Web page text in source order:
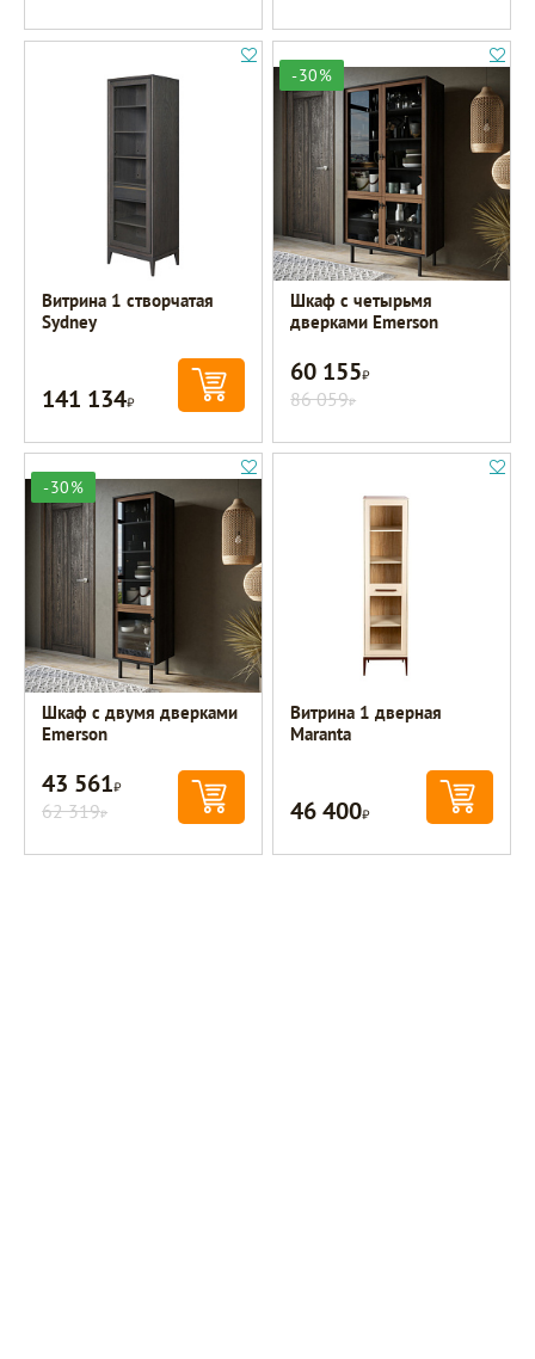
Витрина 1 створчатая
Sydney
141 134Р
-30%
Шкаф с четырьмя
дверками Emerson
60 155Р
86 059Р
-30%
Шкаф c двумя дверками
Emerson
43 561Р
62 319Р
Витрина 1 дверная
Maranta
46 400Р